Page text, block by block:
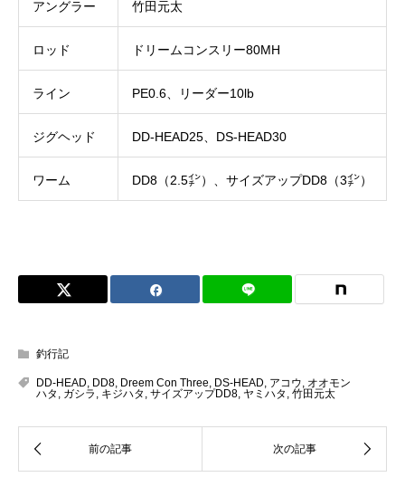
アングラー 竹田元太
ロッド ドリームコンスリー80MH
ライン PE0.6、リーダー10lb
ジグヘッド DD-HEAD25、DS-HEAD30
ワーム DD8（2.5㌅）、サイズアップDD8（3㌅）
釣行記
DD-HEAD, DD8, Dreem Con Three, DS-HEAD, アコウ, オオモン
ハタ , ガシラ , キジハタ , サイズアップDD8, ヤミハタ , 竹田元太